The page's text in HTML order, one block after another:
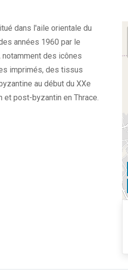
dans l'aile orientale du
années 1960 par le
des icônes
imprimés, des tissus
au début du XXe
post-byzantin en Thrace.